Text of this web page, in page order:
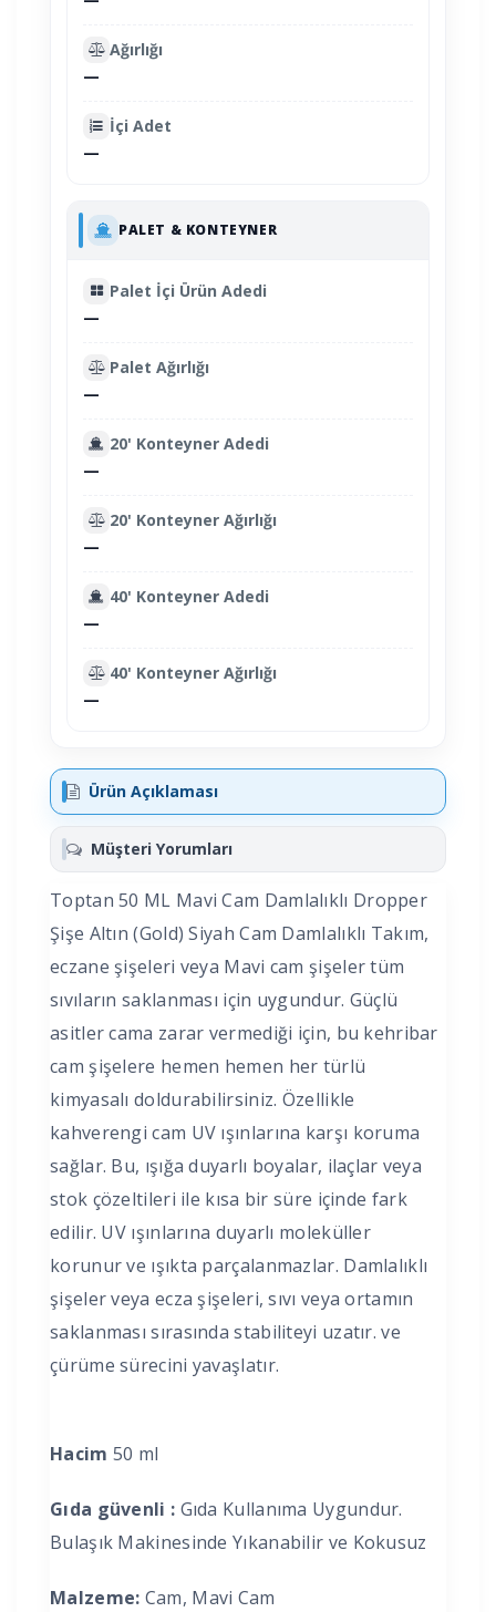
Ağırlığı
—
İçi Adet
—
PALET & KONTEYNER
Palet İçi Ürün Adedi
—
Palet Ağırlığı
—
20' Konteyner Adedi
—
20' Konteyner Ağırlığı
—
40' Konteyner Adedi
—
40' Konteyner Ağırlığı
—
Ürün Açıklaması
Müşteri Yorumları
Toptan 50 ML Mavi Cam Damlalıklı Dropper
Şişe Altın (Gold) Siyah Cam Damlalıklı Takım,
eczane şişeleri veya Mavi cam şişeler tüm
sıvıların saklanması için uygundur. Güçlü
asitler cama zarar vermediği için, bu kehribar
cam şişelere hemen hemen her türlü
kimyasalı doldurabilirsiniz. Özellikle
kahverengi cam UV ışınlarına karşı koruma
sağlar. Bu, ışığa duyarlı boyalar, ilaçlar veya
stok çözeltileri ile kısa bir süre içinde fark
edilir. UV ışınlarına duyarlı moleküller
korunur ve ışıkta parçalanmazlar. Damlalıklı
şişeler veya ecza şişeleri, sıvı veya ortamın
saklanması sırasında stabiliteyi uzatır. ve
çürüme sürecini yavaşlatır.
Hacim 50 ml
Gıda güvenli : Gıda Kullanıma Uygundur.
Bulaşık Makinesinde Yıkanabilir ve Kokusuz
Malzeme: Cam, Mavi Cam